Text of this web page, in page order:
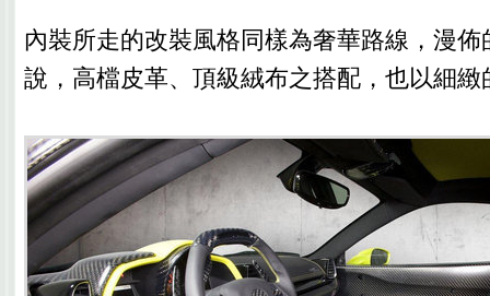
內裝所走的改裝風格同樣為奢華路線，漫
說，高檔皮革、頂級絨布之搭配，也以細緻